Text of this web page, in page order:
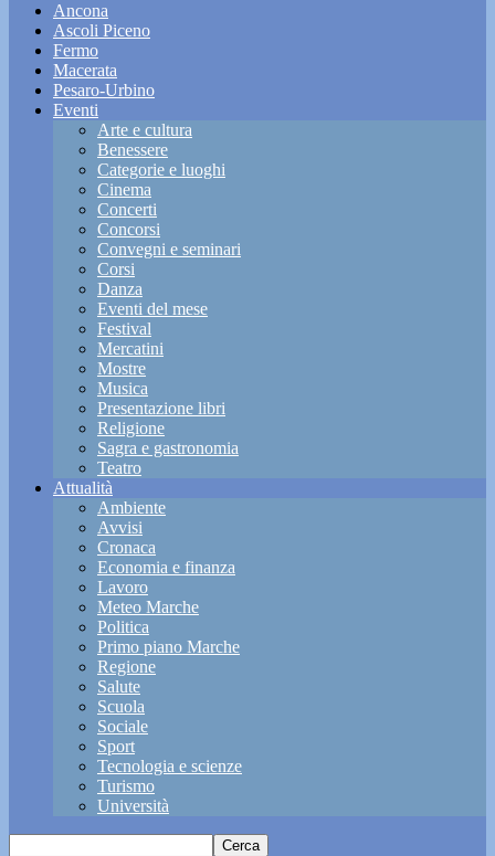
Ancona
Ascoli Piceno
Fermo
Macerata
Pesaro-Urbino
Eventi
Arte e cultura
Benessere
Categorie e luoghi
Cinema
Concerti
Concorsi
Convegni e seminari
Corsi
Danza
Eventi del mese
Festival
Mercatini
Mostre
Musica
Presentazione libri
Religione
Sagra e gastronomia
Teatro
Attualità
Ambiente
Avvisi
Cronaca
Economia e finanza
Lavoro
Meteo Marche
Politica
Primo piano Marche
Regione
Salute
Scuola
Sociale
Sport
Tecnologia e scienze
Turismo
Università